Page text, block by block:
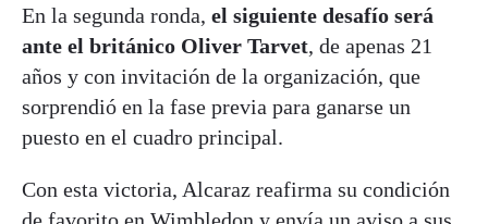
En la segunda ronda, el siguiente desafío será
ante el británico Oliver Tarvet, de apenas 21
años y con invitación de la organización, que
sorprendió en la fase previa para ganarse un
puesto en el cuadro principal.
Con esta victoria, Alcaraz reafirma su condición
de favorito en Wimbledon y envía un aviso a sus